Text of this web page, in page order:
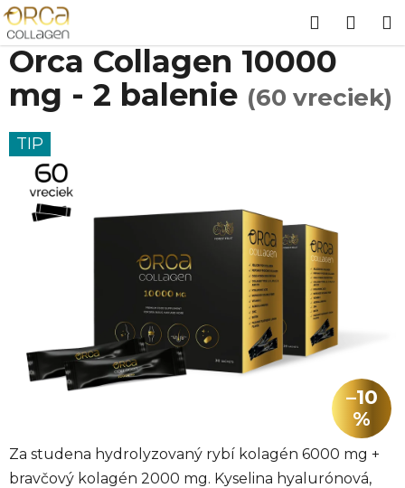
Prejsť
na
obsah
Hľadať
Domov
/ Kolagén Orca Collagen 10000 mg - 2 balenie
vreciek)
Za studena hydrolyzovaný rybí kolagén 6000 mg +
bravčový kolagén 2000 mg. Kyselina hyalurónová,
Orca Collagen 10000
mg - 2 balenie (60 vreciek)
TIP
–10
%